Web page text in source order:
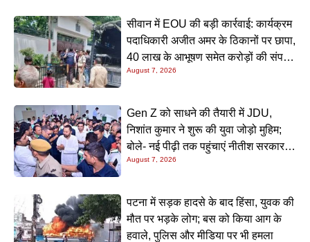
सीवान में EOU की बड़ी कार्रवाई: कार्यक्रम
पदाधिकारी अजीत अमर के ठिकानों पर छापा,
40 लाख के आभूषण समेत करोड़ों की संपत्ति
की जांच शुरू
August 7, 2026
Gen Z को साधने की तैयारी में JDU,
निशांत कुमार ने शुरू की युवा जोड़ो मुहिम;
बोले- नई पीढ़ी तक पहुंचाएं नीतीश सरकार के
20 सालों के काम
August 7, 2026
पटना में सड़क हादसे के बाद हिंसा, युवक की
मौत पर भड़के लोग; बस को किया आग के
हवाले, पुलिस और मीडिया पर भी हमला